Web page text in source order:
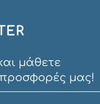
μάθετε
μας!